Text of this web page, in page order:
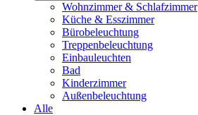
Wohnzimmer & Schlafzimmer
Küche & Esszimmer
Bürobeleuchtung
Treppenbeleuchtung
Einbauleuchten
Bad
Kinderzimmer
Außenbeleuchtung
Alle